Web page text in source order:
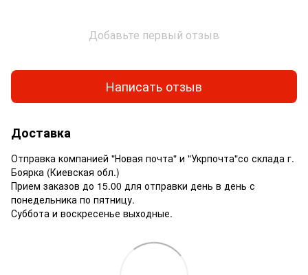
Добавьте первый отзыв
Написать отзыв
Доставка
Отправка компанией "Новая почта" и "Укрпочта"со склада г.
Боярка (Киевская обл.)
Прием заказов до 15.00 для отправки день в день с
понедельника по пятницу.
Суббота и воскресенье выходные.